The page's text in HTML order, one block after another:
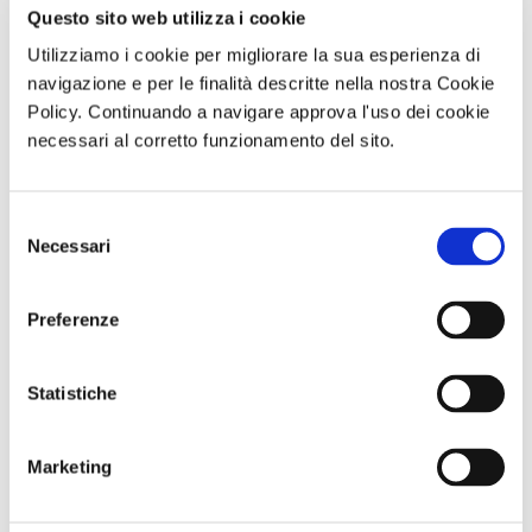
Questo sito web utilizza i cookie
Utilizziamo i cookie per migliorare la sua esperienza di
navigazione e per le finalità descritte nella nostra Cookie
Policy. Continuando a navigare approva l'uso dei cookie
necessari al corretto funzionamento del sito.
delNecessari
Preferenze
Statistiche
Marketing
NATURALISTICA
DI MARIO
ore 10:00
Napoli, 03 Agosto
al 13 settembre
o dall 11 al 13
Comunicato n. 29
Venezia Mestre, 03
Agosto 2026
potrebbero interessarti